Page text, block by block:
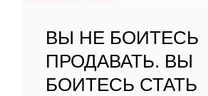
ВЫ НЕ БОИТЕСЬ
ПРОДАВАТЬ. ВЫ
БОИТЕСЬ СТАТЬ